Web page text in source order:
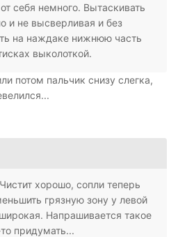
себя немного. Вытаскивать
не высверливая и без
на наждаке нижнюю часть
выколоткой.
потом пальчик снизу слегка,
хорошо, сопли теперь
грязную зону у левой
Напрашивается такое
придумать...